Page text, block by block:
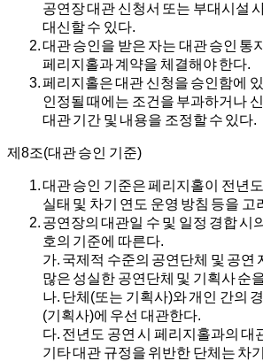
공연장 대관 신청서 또는 부대시설
대신할 수 있다.
대관 승인을 받은 자는 대관 승인 통
페리지홀과 계약을 체결해야 한다.
페리지홀은 대관 신청을 승인함에
인정될 때에는 조건을 부과하거나
대관 기간 및 내용을 조정할 수 있다.
제8조(대관 승인 기준)
대관 승인 기준은 페리지홀이 전년
실태 및 차기 연도 운영 방침 등을 고
공연장의 대관일 수 및 일정 경합 시
호의 기준에 따른다.
가. 국제적 수준의 공연단체 및 공연
많은 성실한 공연단체 및 기획사 순
나. 단체(또는 기획사)와 개인 간의
(기획사)에 우선 대관한다.
다. 전년도 공연 시 페리지홀과의 대
기타 대관 규정을 위반한 단체는 차